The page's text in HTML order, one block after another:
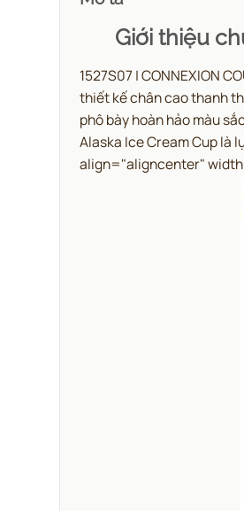
Giới thiệu
1527S07 | CONNEXION
thiết kế chân cao thanh
phô bày hoàn hảo màu
Alaska Ice Cream Cup là
align="aligncenter"